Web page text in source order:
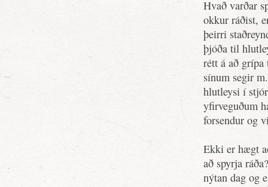
Hvað varðar
okkur ráðist,
þeirri
þjóða til
rétt á að
sínum segir
hlutleysi í
yfirveguðum
forsendur og
Ekki er hægt
að spyrja
nýtan dag og